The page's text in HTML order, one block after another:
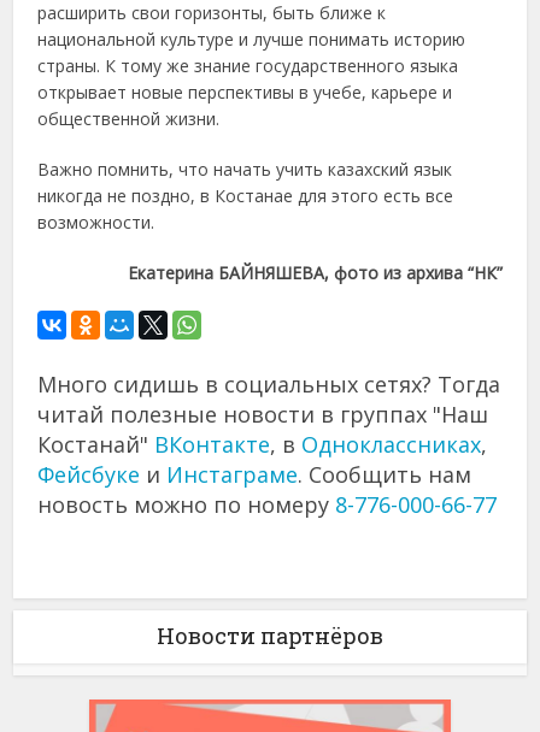
расширить свои горизонты, быть ближе к
национальной культуре и лучше понимать историю
страны. К тому же знание государственного языка
открывает новые перспективы в учебе, карьере и
общественной жизни.
Важно помнить, что начать учить казахский язык
никогда не поздно, в Костанае для этого есть все
возможности.
Екатерина БАЙНЯШЕВА, фото из архива “НК”
Много сидишь в социальных сетях? Тогда
читай полезные новости в группах "Наш
Костанай" ВКонтакте, в Одноклассниках,
Фейсбуке и Инстаграме. Сообщить нам
новость можно по номеру 8-776-000-66-77
Новости партнёров